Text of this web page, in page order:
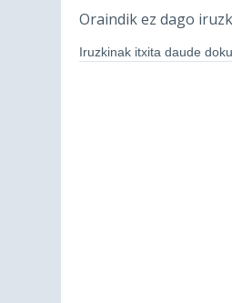
Oraindik ez dago
Iruzkinak itxita daude